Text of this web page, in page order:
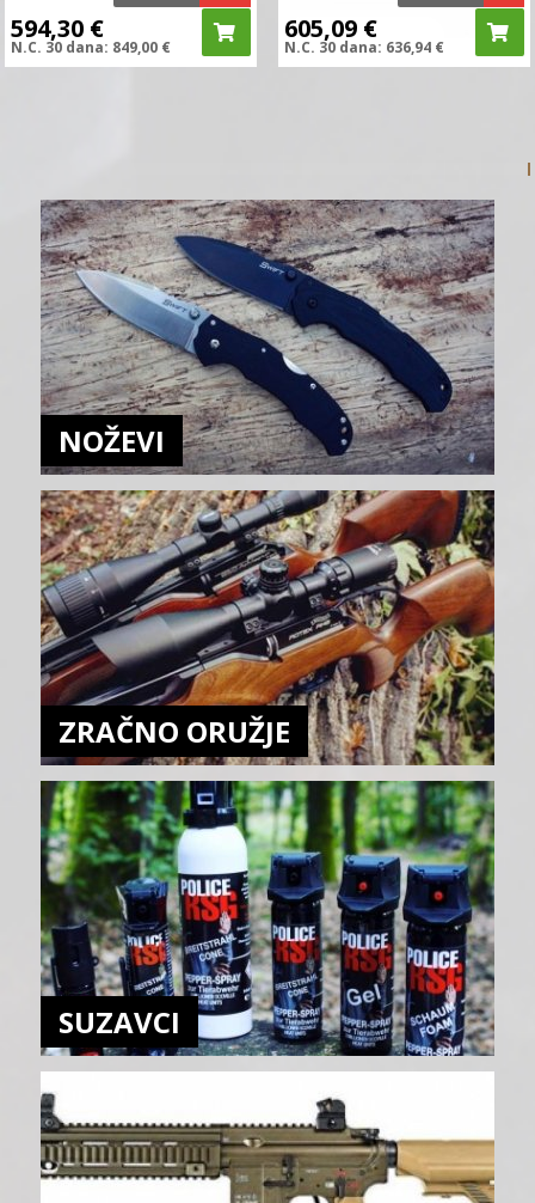
594,30 €
N.C. 30 dana: 849,00 €
605,09 €
N.C. 30 dana: 636,94 €
NOŽEVI
ZRAČNO ORUŽJE
SUZAVCI